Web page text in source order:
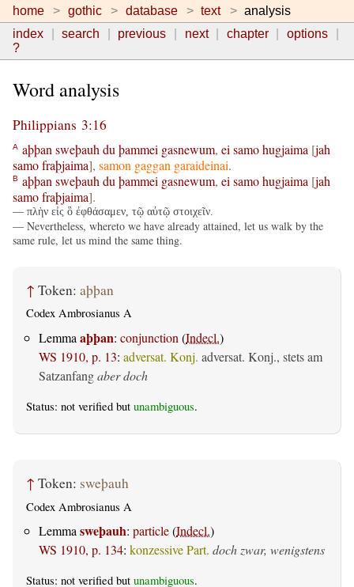
home gothic database text
analysis
index
search previous next chapter
options
?
Word analysis
Philippians 3:16
A aþþan sweþauh du þammei gasnewum, ei samohugjaima [jah
samofraþjaima], samon gaggan garaideinai.
B aþþan sweþauh du þammei gasnewum, ei samohugjaima [jah
samofraþjaima].
— πλὴν εἰς ὃ ἐφθάσαμεν, τῷ αὐτῷ στοιχεῖν.
— Nevertheless, whereto we have already attained, let us walk by the
same rule, let us mind the same thing.
↑ Token: aþþan
Codex Ambrosianus A
Lemma aþþan: conjunction (Indecl.)
WS 1910, p. 13: adversat. Konj. adversat. Konj., stets am
Satzanfangaber doch
Status: not verified but unambiguous.
↑ Token: sweþauh
Codex Ambrosianus A
Lemma sweþauh: particle(Indecl.)
WS 1910, p. 134: konzessive Part. doch zwar, wenigstens
Status: not verified but unambiguous.